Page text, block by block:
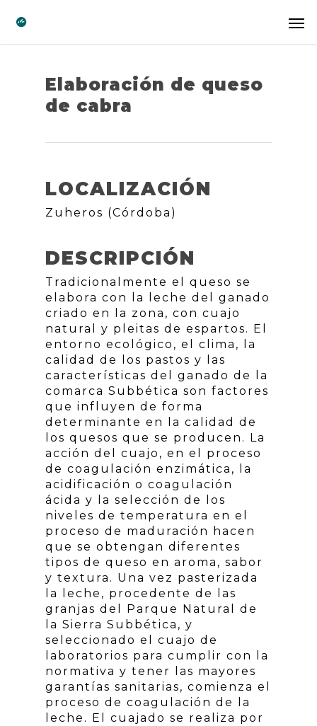
Elaboración de queso
de cabra
LOCALIZACIÓN
Zuheros (Córdoba)
DESCRIPCIÓN
Tradicionalmente el queso se
elabora con la leche del ganado
criado en la zona, con cuajo
natural y pleitas de espartos. El
entorno ecológico, el clima, la
calidad de los pastos y las
características del ganado de la
comarca Subbética son factores
que influyen de forma
determinante en la calidad de
los quesos que se producen. La
acción del cuajo, en el proceso
de coagulación enzimática, la
acidificación o coagulación
ácida y la selección de los
niveles de temperatura en el
proceso de maduración hacen
que se obtengan diferentes
tipos de queso en aroma, sabor
y textura. Una vez pasterizada
la leche, procedente de las
granjas del Parque Natural de
la Sierra Subbética, y
seleccionado el cuajo de
laboratorios para cumplir con la
normativa y tener las mayores
garantías sanitarias, comienza el
proceso de coagulación de la
leche. El cuajado se realiza por